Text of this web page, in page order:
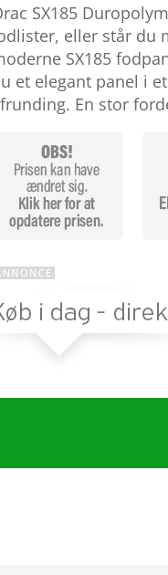
af 5SX185
eller står du
SX185
et elegant panel i
En stor